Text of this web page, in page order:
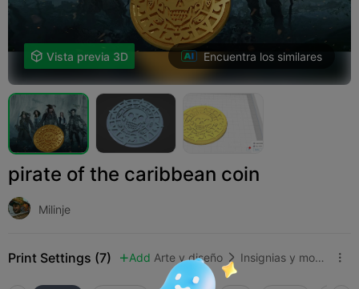
 Vista previa 3D Encuentra los similares
pirate of the caribbean coin
Milinje
Print Settings (7)  Add Arte y diseño  Insignias y monedas 